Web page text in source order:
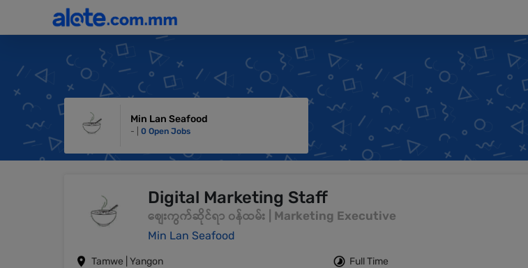
Min Lan Seafood
- | 0 Open Jobs
Digital Marketing Staff
စျေးကွက်ဆိုင်ရာ ၀န်ထမ်း | Marketing Executive
Min Lan Seafood
Tamwe | Yangon Full Time